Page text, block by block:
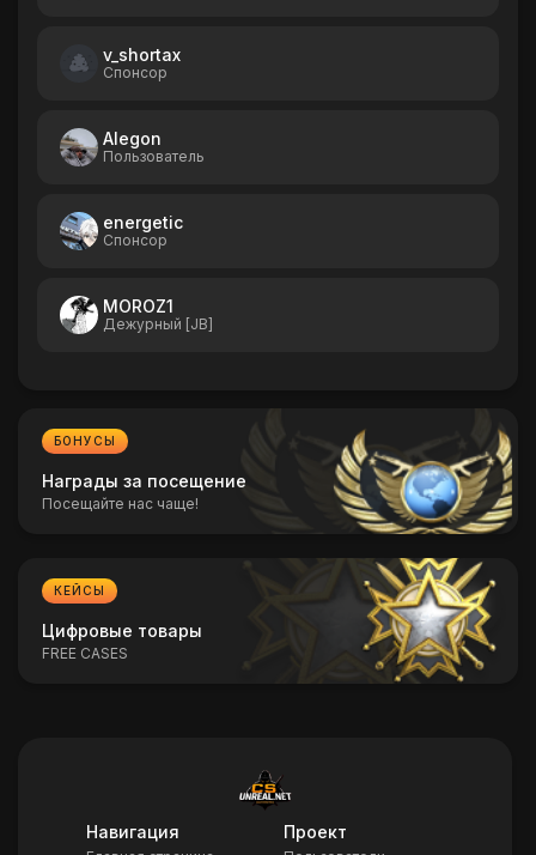
v_shortax
Спонсор
Alegon
Пользователь
energetic
Спонсор
MOROZ1
Дежурный [JB]
БОНУСЫ
Награды за посещение
Посещайте нас чаще!
КЕЙСЫ
Цифровые товары
FREE CASES
Навигация Проект